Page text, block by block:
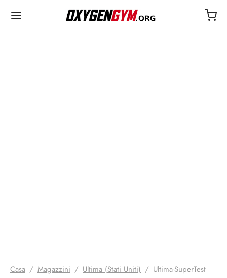
Casa / Magazzini / Ultima (Stati Uniti) / Ultima-SuperTest